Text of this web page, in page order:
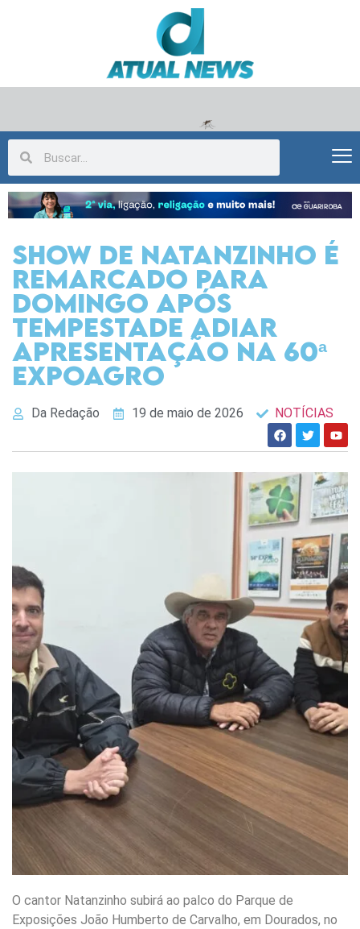
Show de Natanzinho é
remarcado para
domingo após
tempestade adiar
apresentação na 60ª
Expoagro
Da Redação 19 de maio de 2026 NOTÍCIAS
O cantor Natanzinho subirá ao palco do Parque de
Exposições João Humberto de Carvalho, em Dourados, no